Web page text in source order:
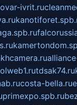
ivrit.ru
tdsak74.ru
costa-bella.ru
primexpo.spb.ru